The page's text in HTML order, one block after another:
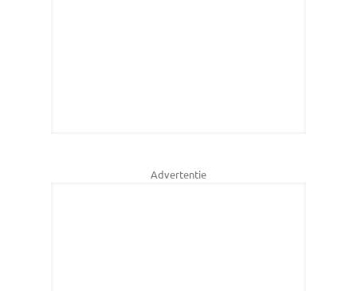
Advertentie